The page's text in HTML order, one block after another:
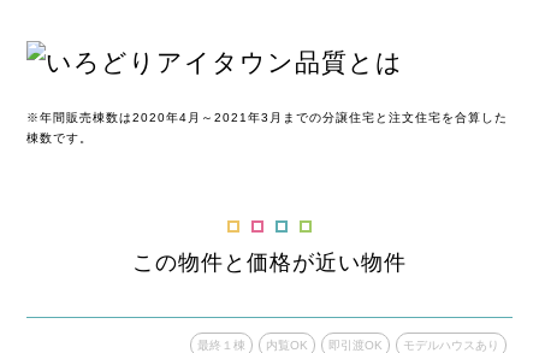
※年間販売棟数は2020年4月～2021年3月までの分譲住宅と注文住宅を合算した
棟数です。
この物件と価格が近い物件
最終１棟 内覧OK 即引渡OK モデルハウスあり